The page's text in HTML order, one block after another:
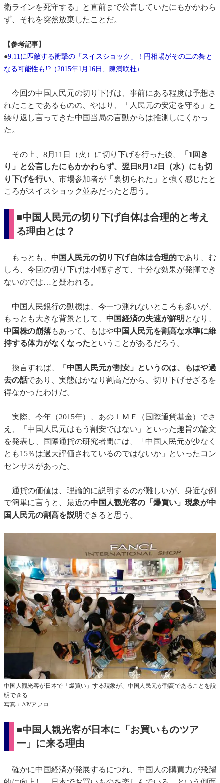
衛ラインを死守する」と直前まで公言していたにもかかわら
ず、それを突然放棄したことだ。
【参考記事】
●9.11に匹敵する衝撃の「スイスショック」！円相場がその二の舞と
なる可能性も!?（2015年1月16日、陳満咲杜）
今回の中国人民元の切り下げは、事前にある程度は予想さ
れたことであるものの、やはり、「人民元の安定を守る」と
繰り返し言ってきた中国当局の言動からは推測しにくかっ
た。
その上、8月11日（火）に切り下げを行った後、
「1回き
り」と公言したにもかかわらず、翌日8月12日（水）にも切
り下げを行い 、市場参加者が「裏切られた」と強く感じたと
ころがスイスショック並みだったと思う。
■中国人民元の切り下げ自体は合理的と考え
る理由とは？
もっとも、 中国人民元の切り下げ自体は合理的であり、む
しろ、今回の切り下げは小幅すぎて、十分な効果が発揮でき
ないのでは…と疑われる。
中国人民銀行の動機は、今一つ測れないところも多いが、
もっとも大きな背景として、 中国経済の失速が鮮明 となり、
中国株の崩落もあって、もはや中国人民元を割高な水準に維
持する体力がなくなったということがあるだろう。
換言すれば、
「中国人民元が割安」というのは、もはや過
去の話であり、実態はかなり割高だから、切り下げせざるを
得なかったわけだ。
実際、今年（2015年）、あのＩＭＦ（国際通貨基金）でさ
え、「中国人民元はもう割安ではない」といった趣旨の論文
を発表し、国際通貨の研究者間には、「中国人民元が少なく
とも15％は過大評価されているのではないか」といったコン
センサスがあった。
通貨の価値は、理論的に説明するのが難しいが、身近な例
で簡単に言うと、最近の中国人観光客の「爆買い」現象が中
国人民元の割高を説明できると思う。
中国人観光客が日本で「爆買い」する現象が、中国人民元が割高であることを説
明できる
写真：AP/アフロ
■中国人観光客が日本に「お買いものツア
ー」に来る理由
確かに中国経済が発展するにつれ、中国人の購買力が飛躍